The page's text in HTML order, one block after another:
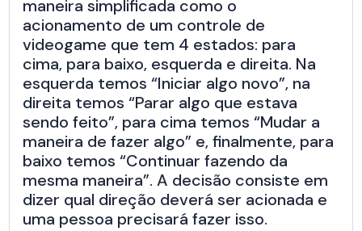
maneira simplificada como o
acionamento de um controle de
videogame que tem 4 estados: para
cima, para baixo, esquerda e direita. Na
esquerda temos “Iniciar algo novo”, na
direita temos “Parar algo que estava
sendo feito”, para cima temos “Mudar a
maneira de fazer algo” e, finalmente, para
baixo temos “Continuar fazendo da
mesma maneira”. A decisão consiste em
dizer qual direção deverá ser acionada e
uma pessoa precisará fazer isso.